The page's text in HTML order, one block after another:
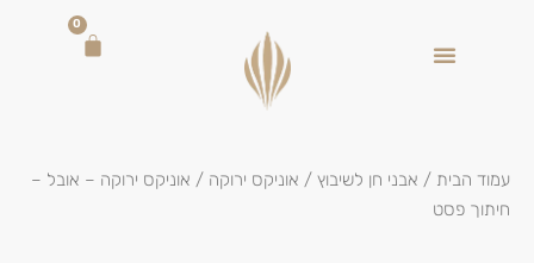
0
עמוד הבית / אבני חן לשיבוץ / אוניקס ירוקה / אוניקס ירוקה – אובל –
חיתוך פסט